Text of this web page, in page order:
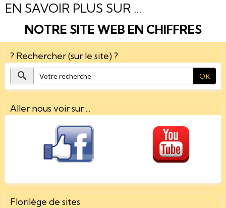
EN SAVOIR PLUS SUR ...
NOTRE SITE WEB EN CHIFFRES
? Rechercher (sur le site) ?
OK
Aller nous voir sur ...
Florilège de sites